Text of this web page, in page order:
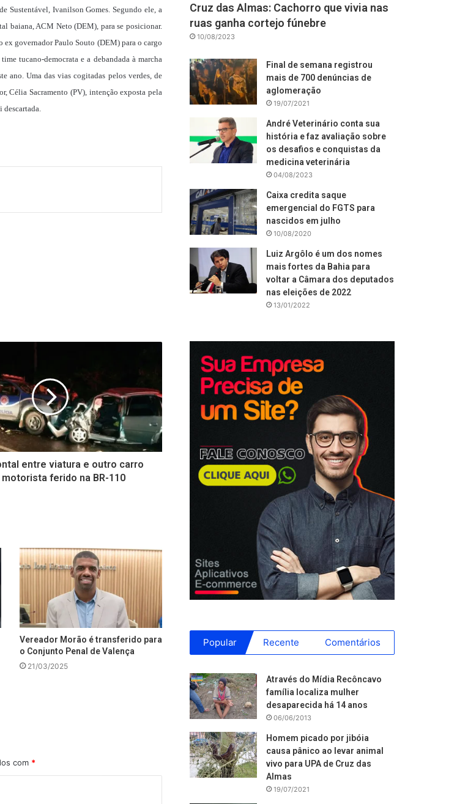
Sustentável, Ivanilson Gomes. Segundo ele, a
baiana, ACM Neto (DEM), para se posicionar.
ex governador Paulo Souto (DEM) para o cargo
tucano-democrata e a debandada à marcha
ano. Uma das vias cogitadas pelos verdes, de
Célia Sacramento (PV), intenção exposta pela
entre viatura e outro carro
motorista ferido na BR-110
Vereador Morão é transferido para
o Conjunto Penal de Valença
21/03/2025
com *
Cruz das Almas: Cachorro que vivia nas
ruas ganha cortejo fúnebre
10/08/2023
Final de semana registrou
mais de 700 denúncias de
aglomeração
19/07/2021
André Veterinário conta sua
história e faz avaliação sobre
os desafios e conquistas da
medicina veterinária
04/08/2023
Caixa credita saque
emergencial do FGTS para
nascidos em julho
10/08/2020
Luiz Argôlo é um dos nomes
mais fortes da Bahia para
voltar a Câmara dos deputados
nas eleições de 2022
13/01/2022
Popular Recente Comentários
Através do Mídia Recôncavo
família localiza mulher
desaparecida há 14 anos
06/06/2013
Homem picado por jibóia
causa pânico ao levar animal
vivo para UPA de Cruz das
Almas
19/07/2021